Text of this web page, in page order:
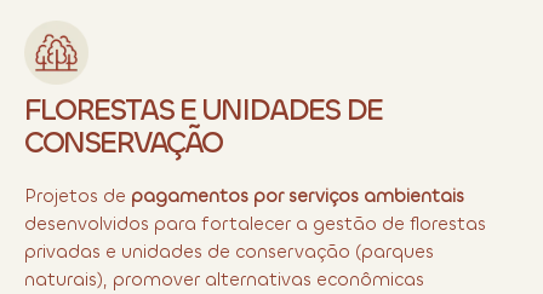
FLORESTAS E UNIDADES DE
CONSERVAÇÃO
Projetos de pagamentos por serviços ambientais
desenvolvidos para fortalecer a gestão de florestas
privadas e unidades de conservação (parques
naturais), promover alternativas econômicas